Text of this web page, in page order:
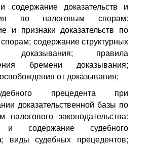
содержание доказательств и
по налоговым спорам:
и признаки доказательств по
содержание структурных
доказывания; правила
бремени доказывания;
от доказывания;
прецедента при
доказательственной базы по
налогового законодательства:
и содержание судебного
виды судебных прецедентов;